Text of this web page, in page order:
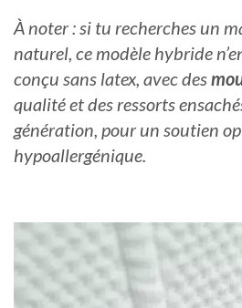
À noter : si tu recherches un
naturel, ce modèle hybride
conçu sans latex, avec des
qualité et des ressorts
génération, pour un soutien
hypoallergénique.